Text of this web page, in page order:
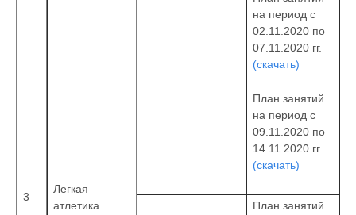
3
Легкая
атлетика
на период с
02.11.2020 по
07.11.2020 гг.
(скачать)
План занятий
на период с
09.11.2020 по
14.11.2020 гг.
(скачать)
План занятий